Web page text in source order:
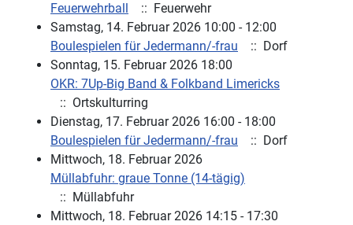
Feuerwehrball
:: Feuerwehr
Samstag, 14. Februar 2026 10:00 - 12:00
Boulespielen für Jedermann/-frau
:: Dorf
Sonntag, 15. Februar 2026 18:00
OKR: 7Up-Big Band & Folkband Limericks
:: Ortskulturring
Dienstag, 17. Februar 2026 16:00 - 18:00
Boulespielen für Jedermann/-frau
:: Dorf
Mittwoch, 18. Februar 2026
Müllabfuhr: graue Tonne (14-tägig)
:: Müllabfuhr
Mittwoch, 18. Februar 2026 14:15 - 17:30